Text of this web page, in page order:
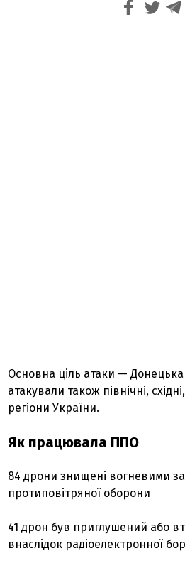
Основна ціль атаки —
атакували також північні,
регіони України.
Як працювала ППО
84 дрони знищені вогневими
протиповітряної оборони
41 дрон був приглушений або
внаслідок радіоелектронної